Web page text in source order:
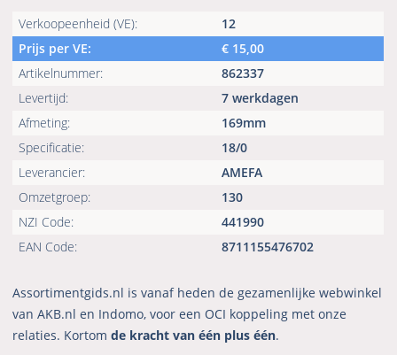
Verkoopeenheid (VE):
12
Prijs per VE:
€ 15,00
Artikelnummer:
862337
Levertijd:
7 werkdagen
Afmeting:
169mm
Specificatie:
18/0
Leverancier:
AMEFA
Omzetgroep:
130
NZI Code:
441990
EAN Code:
8711155476702
Assortimentgids.nl is vanaf heden de gezamenlijke webwinkel
van AKB.nl en Indomo, voor een OCI koppeling met onze
relaties. Kortomde kracht van één plus één.